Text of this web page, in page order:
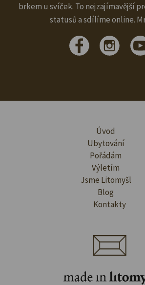
brkem u svíček. To nejzajímavější
statusů a sdílíme online.
Úvod
Ubytování
Pořádám
Výletím
Jsme Litomyšl
Blog
Kontakty